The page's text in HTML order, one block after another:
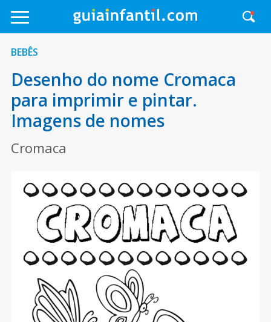
BEBÊS
Desenho do nome Cromaca
para imprimir e pintar.
Imagens de nomes
Cromaca